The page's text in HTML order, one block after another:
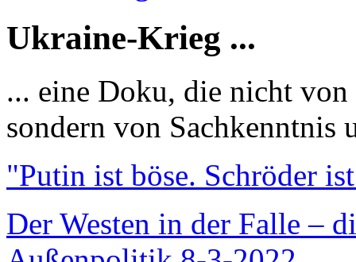
Ukraine-Krieg ...
... eine Doku, die nicht
sondern von Sachkenntnis
"Putin ist böse. Schröder
Der Westen in der Falle –